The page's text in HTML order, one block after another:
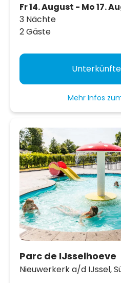
Fr 14. August - Mo 17.
3 Nächte
2 Gäste
Mehr Infos
Parc de IJsselhoeve
Nieuwerkerk a/d IJssel,